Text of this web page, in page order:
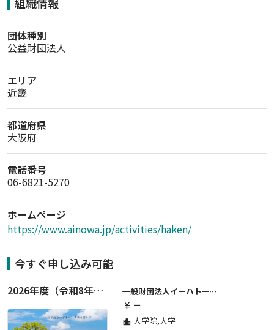
組織情報
団体種別
公益財団法人
エリア
近畿
都道府県
大阪府
電話番号
06-6821-5270
ホームページ
https://www.ainowa.jp/activities/haken/
今すぐ申し込み可能
2026年度（令和8年度）第２期 一般財団法人イーハトーブ育英会奨学生募集（給付型） 日本国内及び海外の大学・大学院に自宅外通学をする学生に生活費の一部(家賃半額相当)を給付【岩手県が本籍地の大学生または大学院生対象】
一般財団法人イーハトーブ育英会
currency_yen ー
location_city 大学院,大学